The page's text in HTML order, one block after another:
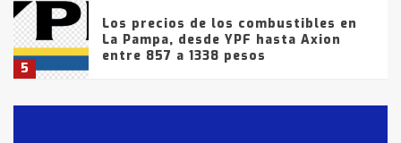
5
Los precios de los combustibles en
La Pampa, desde YPF hasta Axion
entre 857 a 1338 pesos